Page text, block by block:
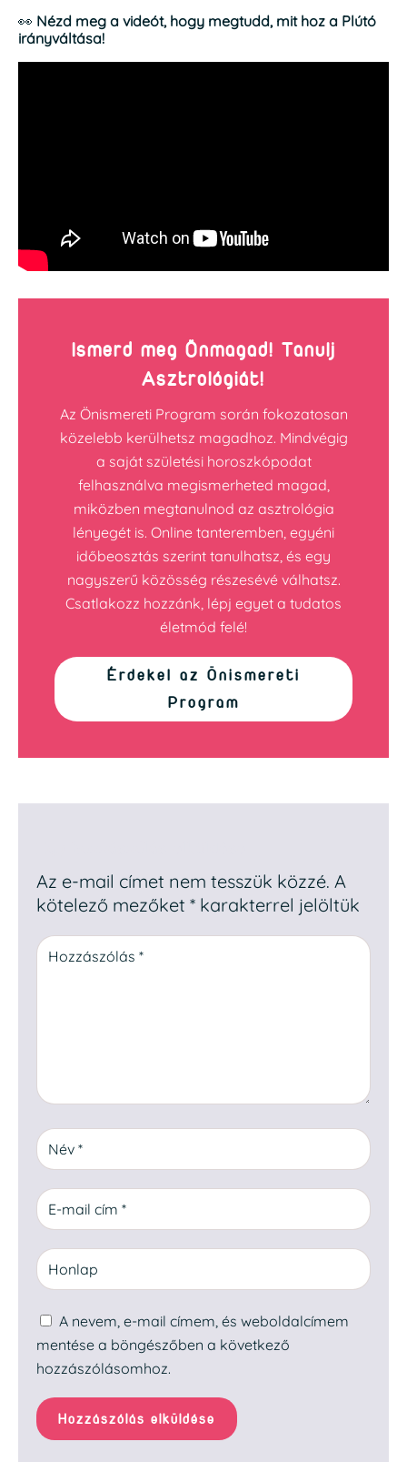
👀 Nézd meg a videót, hogy megtudd, mit hoz a Plútó
irányváltása!
Ismerd meg Önmagad! Tanulj
Asztrológiát!
Az Önismereti Program során fokozatosan
közelebb kerülhetsz magadhoz. Mindvégig
a saját születési horoszkópodat
felhasználva megismerheted magad,
miközben megtanulnod az asztrológia
lényegét is. Online tanteremben, egyéni
időbeosztás szerint tanulhatsz, és egy
nagyszerű közösség részesévé válhatsz.
Csatlakozz hozzánk, lépj egyet a tudatos
életmód felé!
Érdekel az Önismereti
Program
Az e-mail címet nem tesszük közzé. A
kötelező mezőket * karakterrel jelöltük
A nevem, e-mail címem, és weboldalcímem
mentése a böngészőben a következő
hozzászólásomhoz.
Hozzászólás elküldése